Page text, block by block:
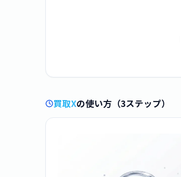
買取Xの使い方（3ステップ）